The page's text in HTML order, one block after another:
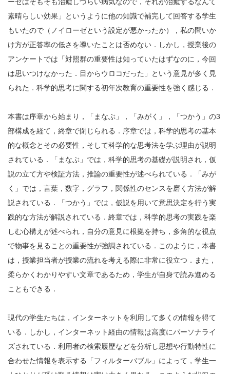
素晴らしい効果」というように他の知識で補完して回答する学生
もいたので（ノイローゼという設定が悪かったか），私の問いか
け方が正答率の低さを導いたことは否めない．しかし，授業後の
アンケートでは「対照群の重要性は知っていたはずなのに，今回
は思いつけなかった．目からウロコだった」という意見が多く見
られた．科学的思考に関する初年次教育の重要性を強く感じる．
本書は序章から始まり，「まなぶ」，「みがく」，「つかう」の3
部構成を経て，終章で閉じられる．序章では，科学的思考の基本
的な概念とその必要性，そして科学的な思考法を学ぶ理由が説明
されている．「まなぶ」では，科学的思考の基礎が説明され，仮
説の立て方や検証方法，推論の重要性が述べられている．「みが
く」では，言葉，数字，グラフ，関係性のセンスを磨く方法が解
説されている．「つかう」では，仮説を用いて意思決定を行う実
践的な方法が解説されている．終章では，科学的思考の実践を楽
しむ心構えが述べられ，自分の意見に根拠を持ち，多角的な視点
で物事を見ることの重要性が強調されている．このように，本書
は，授業担当者が授業の流れを考える際に非常に役立つ．また，
柔らかくわかりやすい文章であるため，学生が自身で読み進める
こともできる．
現代の学生たちは，インターネットを利用して多くの情報を得て
いる．しかし，インターネット経由の情報は高度にパーソナライ
ズされている．利用者の検索履歴などを分析し思想や行動特性に
合わせた情報を表示する「フィルターバブル」によって，学生一